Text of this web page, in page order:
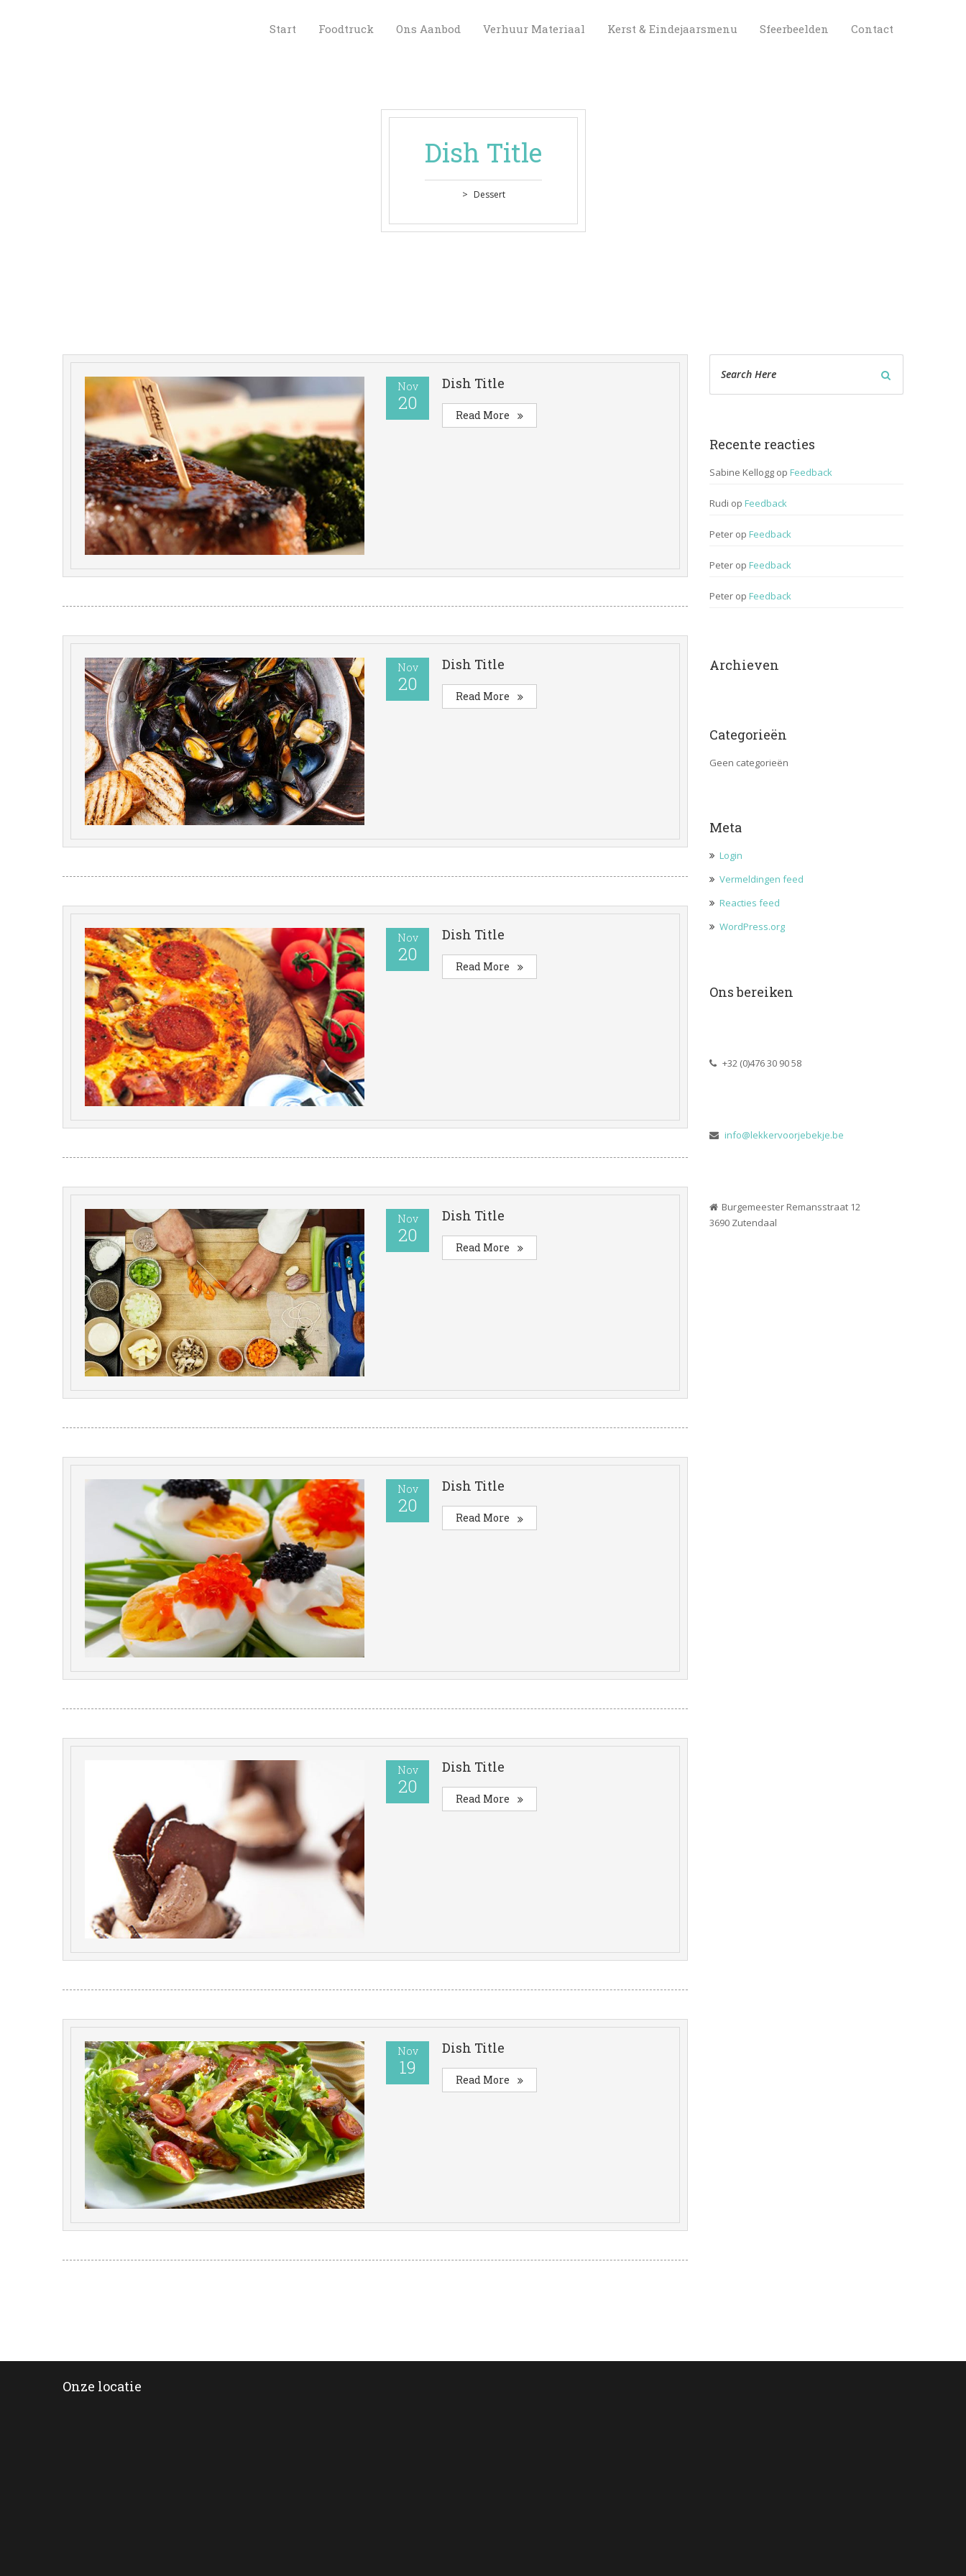
Start Foodtruck Ons Aanbod Verhuur Materiaal Kerst & Eindejaarsmenu Sfeerbeelden Contact
Dish Title
> Dessert
Nov
20
Dish Title
Read More
Nov
20
Dish Title
Read More
Nov
20
Dish Title
Read More
Nov
20
Dish Title
Read More
Nov
20
Dish Title
Read More
Nov
20
Dish Title
Read More
Nov
19
Dish Title
Read More
Recente reactie
Sabine Kellogg op Feedback
Rudi op Feedback
Peter op Feedback
Peter op Feedback
Peter op Feedback
Archieven
Categorieën
Geen categorieën
Meta
Login
Vermeldingen feed
Reacties feed
WordPress.org
Ons bereiken
+32 (0)476 30 90 58
info@lekkervoorjebekje.be
Burgemeester Remansstraat 12
3690 Zutendaal
Onze locatie